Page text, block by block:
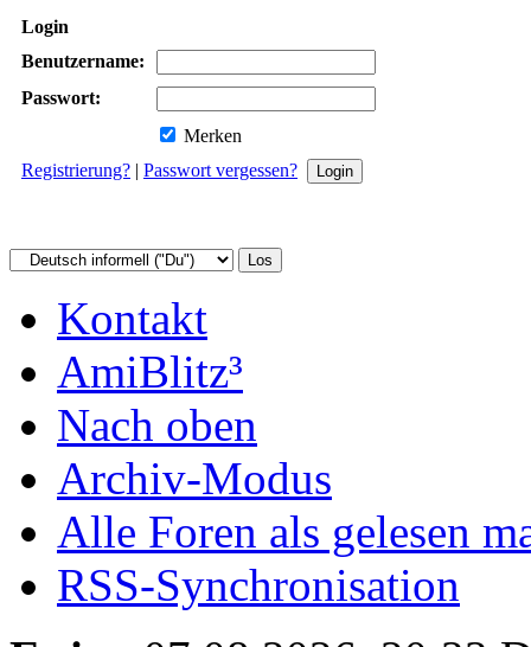
Login
Benutzername:
Passwort:
Merken
Registrierung? | Passwort vergessen?
Kontakt
AmiBlitz³
Nach oben
Archiv-Modus
Alle Foren als gelesen
RSS-Synchronisation